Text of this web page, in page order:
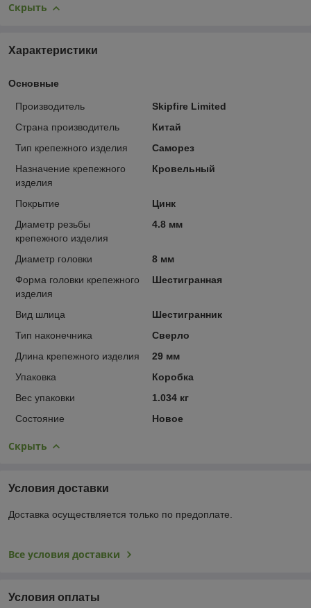
Скрыть
Характеристики
Основные
Производитель
Skipfire Limited
Страна производитель
Китай
Тип крепежного изделия
Саморез
Назначение крепежного
изделия
Кровельный
Покрытие
Цинк
Диаметр резьбы
крепежного изделия
4.8 мм
Диаметр головки
8 мм
Форма головки крепежного
изделия
Шестигранная
Вид шлица
Шестигранник
Тип наконечника
Сверло
Длина крепежного изделия
29 мм
Упаковка
Коробка
Вес упаковки
1.034 кг
Состояние
Новое
Скрыть
Условия доставки
Доставка осуществляется только по предоплате.
Все условия доставки
Условия оплаты